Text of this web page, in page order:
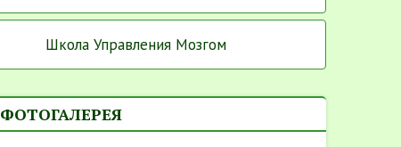
Школа Управления Мозгом
ФОТОГАЛЕРЕЯ